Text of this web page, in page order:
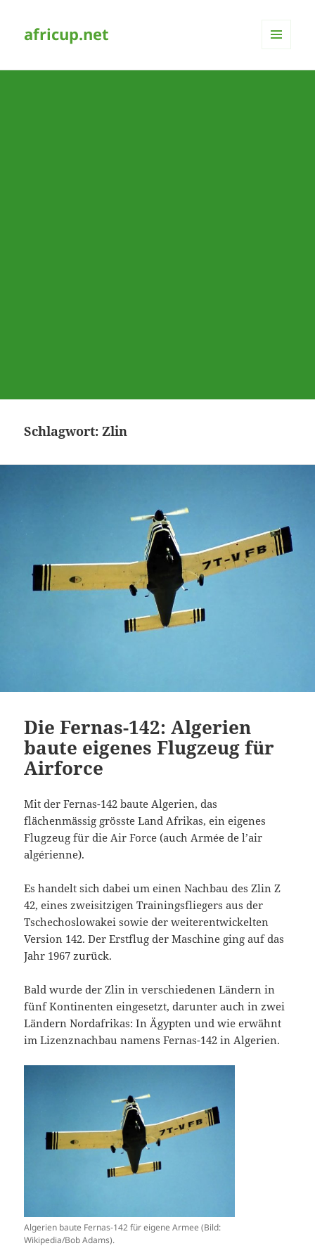
africup.net
Schlagwort:Zlin
Die Fernas-142: Algerien
baute eigenes Flugzeug für
Airforce
Mit der Fernas-142 baute Algerien, das
flächenmässig grösste Land Afrikas, ein eigenes
Flugzeug für die Air Force (auch Armée de l’air
algérienne).
Es handelt sich dabei um einen Nachbau des Zlin Z
42, eines zweisitzigen Trainingsfliegers aus der
Tschechoslowakei sowie der weiterentwickelten
Version 142. Der Erstflug der Maschine ging auf das
Jahr 1967 zurück.
Bald wurde der Zlin in verschiedenen Ländern in
fünf Kontinenten eingesetzt, darunter auch in zwei
Ländern Nordafrikas: In Ägypten und wie erwähnt
im Lizenznachbau namens Fernas-142 in Algerien.
Algerien baute Fernas-142 für eigene Armee (Bild:
Wikipedia/Bob Adams).